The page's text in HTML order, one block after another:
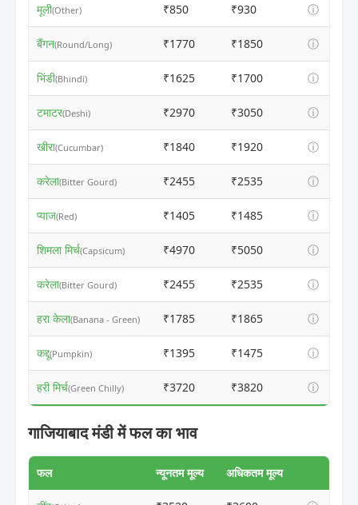
मूली(Other) ₹850 ₹930 ⓘ
बैंगन(Round/Long) ₹1770 ₹1850 ⓘ
भिंडी(Bhindi) ₹1625 ₹1700 ⓘ
टमाटर(Deshi) ₹2970 ₹3050 ⓘ
खीरा(Cucumbar) ₹1840 ₹1920 ⓘ
करेला(Bitter Gourd) ₹2455 ₹2535 ⓘ
प्याज(Red) ₹1405 ₹1485 ⓘ
शिमला मिर्च(Capsicum) ₹4970 ₹5050 ⓘ
करेला(Bitter Gourd) ₹2455 ₹2535 ⓘ
हरा केला(Banana - Green) ₹1785 ₹1865 ⓘ
कद्दू(Pumpkin) ₹1395 ₹1475 ⓘ
हरी मिर्च(Green Chilly) ₹3720 ₹3820 ⓘ
गाजियाबाद मंडी में फल का भाव
फल न्यूनतम मूल्य अधिकतम मूल्य